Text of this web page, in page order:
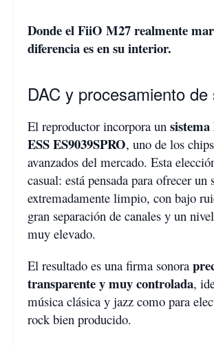
Donde el FiiO M27 realmente
diferencia es en su interior.
DAC y procesamiento de
El reproductor incorpora un
ESS ES9039SPRO, uno de los
avanzados del mercado. Esta
casual: está pensada para ofrecer un
extremadamente limpio, con bajo
gran separación de canales y un
muy elevado.
El resultado es una firma sonora
transparente y muy controlada,
música clásica y jazz como para
rock bien producido.